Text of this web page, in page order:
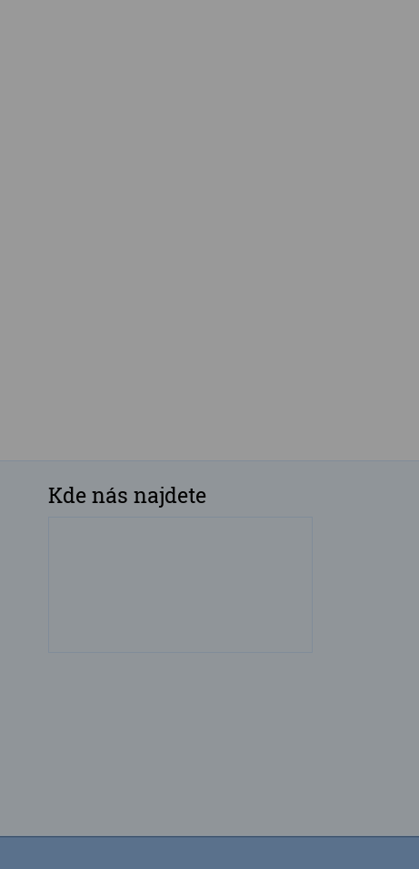
Kde nás najdete